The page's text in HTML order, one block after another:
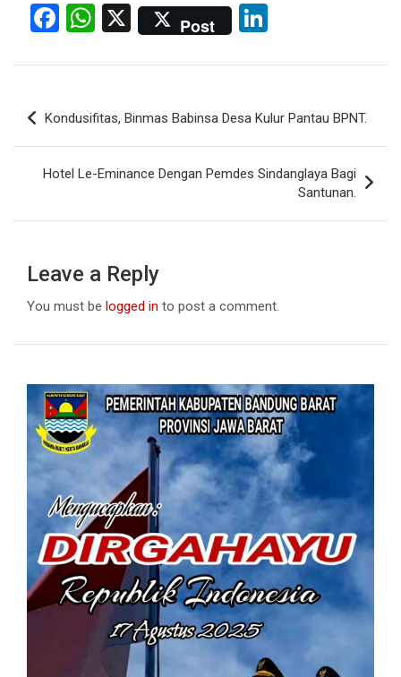
F
ce
b
o
o
W
at
s
A
p
X Post
ke
dI
n
Post
navigation
Kondusifitas, Binmas Babinsa Desa Kulur Pantau BPNT.
Hotel Le-Eminance Dengan Pemdes Sindanglaya Bagi
Santunan.
Leave a Reply
You must be logged in to post a comment.